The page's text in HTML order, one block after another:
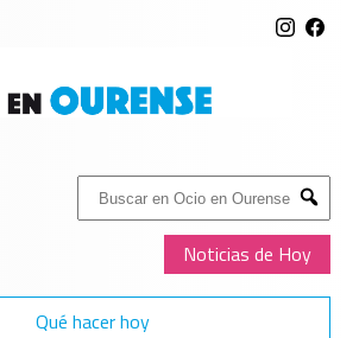
Buscar:
Submit
Noticias de Hoy
Qué hacer hoy